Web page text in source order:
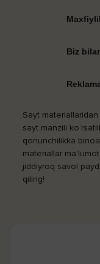
Biz
Sayt
sayt manzili
qonunchilikka
materiallar
jiddiyroq savol
qiling!